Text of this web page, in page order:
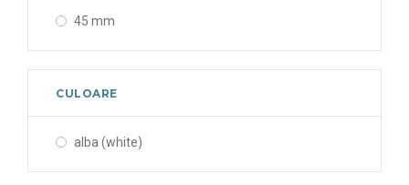
45 mm
CULOARE
alba (white)